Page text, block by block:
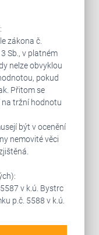
zákona č.
Sb., v platném
nelze obvyklou
pokud
Přitom se
na tržní hodnotu
být v ocenění
nemovité věci
v k.ú. Bystrc
p.č. 5588 v k.ú.